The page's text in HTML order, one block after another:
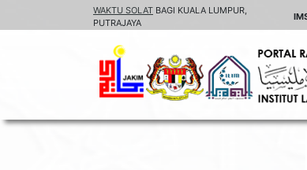
WAKTU SOLAT BAGI KUALA LUMPUR,
PUTRAJAYA